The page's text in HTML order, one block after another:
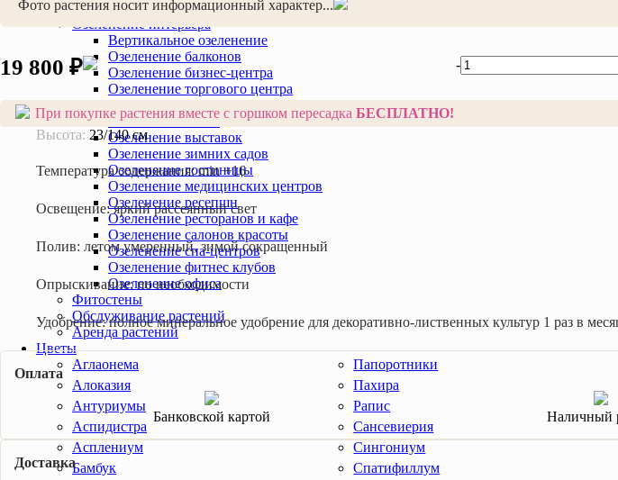
Фитодизайн помещения
Озеленение интерьера
Вертикальное озеленение
Озеленение балконов
Озеленение бизнес-центра
Озеленение торгового центра
Озеленение квартир и домов
Озеленение банка
Озеленение выставок
Озеленение зимних садов
Озеленение гостиницы
Озеленение медицинских центров
Озеленение ресепшн
Озеленение ресторанов и кафе
Озеленение салонов красоты
Озеленение спа-центров
Озеленение фитнес клубов
Озеленение офиса
Фитостены
Обслуживание растений
Аренда растений
Цветы
Аглаонема
Алоказия
Антуриумы
Аспидистра
Асплениум
Бамбук
Папоротники
Пахира
Рапис
Сансевиерия
Сингониум
Спатифиллум
Фото растения носит информационный характер...
19 800 ₽ -
При покупке растения вместе с горшком пересадкаБЕСПЛАТНО!
Высота: 23/140 см
Температура содержания:min +16
Освещение:яркий рассеянный свет
Полив: летом умеренный, зимой сокращенный
Опрыскивание:по необходимости
Удобрение: полное минеральное удобрение для декоративно-лиственных культур 1 раз в
Оплата
Банковской картой Наличный
Доставка